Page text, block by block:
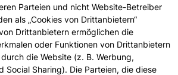
Parteien und nicht Website-Betreiber
als „Cookies von Drittanbietern“
Drittanbietern ermöglichen die
oder Funktionen von Drittanbietern
die Website (z. B. Werbung,
Social Sharing). Die Parteien, die diese